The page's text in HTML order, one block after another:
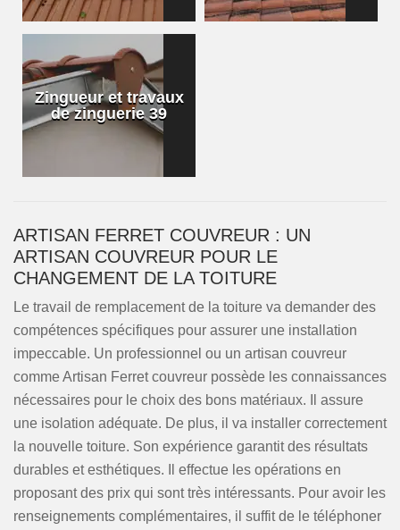
Zingueur et travaux
de zinguerie 39
ARTISAN FERRET COUVREUR : UN
ARTISAN COUVREUR POUR LE
CHANGEMENT DE LA TOITURE
Le travail de remplacement de la toiture va demander des
compétences spécifiques pour assurer une installation
impeccable. Un professionnel ou un artisan couvreur
comme Artisan Ferret couvreur possède les connaissances
nécessaires pour le choix des bons matériaux. Il assure
une isolation adéquate. De plus, il va installer correctement
la nouvelle toiture. Son expérience garantit des résultats
durables et esthétiques. Il effectue les opérations en
proposant des prix qui sont très intéressants. Pour avoir les
renseignements complémentaires, il suffit de le téléphoner